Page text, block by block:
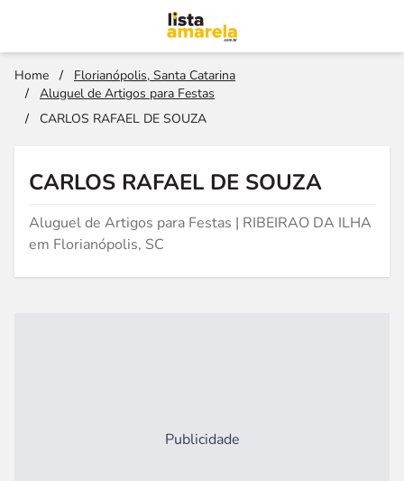
Home /
Florianópolis, Santa Catarina
/
Aluguel de Artigos para Festas
/
CARLOS RAFAEL DE SOUZA
CARLOS RAFAEL DE SOUZA
Aluguel de Artigos para Festas | RIBEIRAO DA ILHA
em Florianópolis, SC
Publicidade